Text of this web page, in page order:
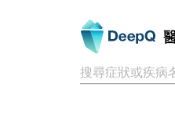
搜尋症狀或疾病